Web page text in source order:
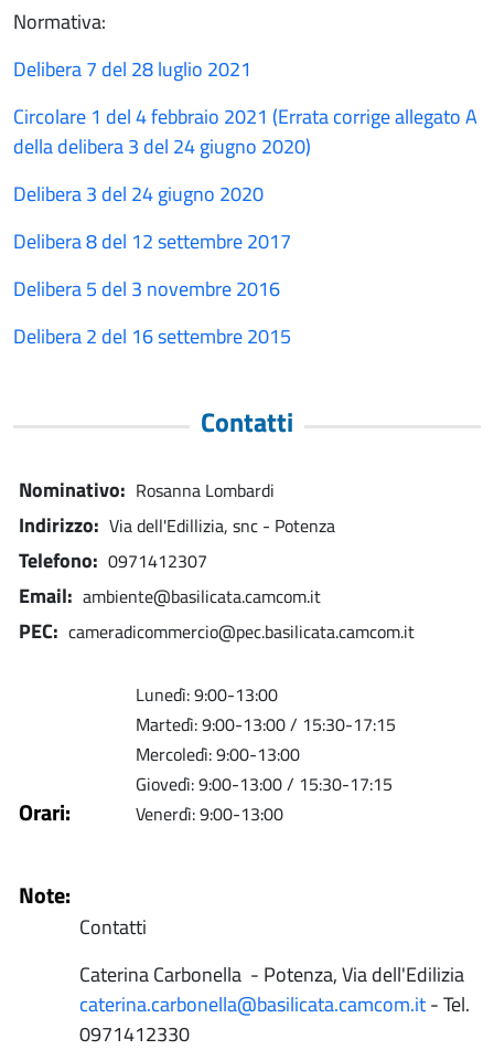
Normativa:
Delibera 7 del 28 luglio 2021
Circolare 1 del 4 febbraio 2021 (Errata corrige allegato A
della delibera 3 del 24 giugno 2020)
Delibera 3 del 24 giugno 2020
Delibera 8 del 12 settembre 2017
Delibera 5 del 3 novembre 2016
Delibera 2 del 16 settembre 2015
Contatti
Nominativo Rosanna Lombardi
Indirizzo Via dell'Edillizia, snc - Potenza
Telefono 0971412307
Email ambiente@basilicata.camcom.it
PEC cameradicommercio@pec.basilicata.camcom.it
Orari
Lunedì: 9:00-13:00
Martedì: 9:00-13:00 / 15:30-17:15
Mercoledì: 9:00-13:00
Giovedì: 9:00-13:00 / 15:30-17:15
Venerdì: 9:00-13:00
Note
Contatti
Caterina Carbonella - Potenza, Via dell'Edilizia
caterina.carbonella@basilicata.camcom.it- Tel.
0971412330